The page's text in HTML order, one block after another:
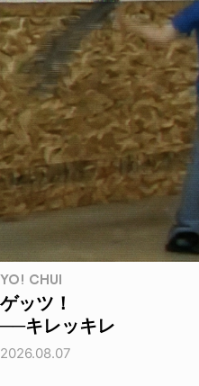
YO! CHUI
ゲッツ！
──キレッキレ
2026.08.07